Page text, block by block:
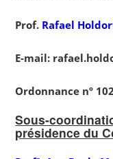
Prof. Rafael
E-mail:
Ordonnance nº
Sous-
présidence du